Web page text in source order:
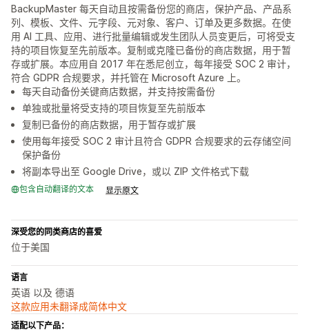
BackupMaster 每天自动且按需备份您的商店，保护产品、产品系
列、模板、文件、元字段、元对象、客户、订单及更多数据。在使
用 AI 工具、应用、进行批量编辑或发生团队人员变更后，可将受支
持的项目恢复至先前版本。复制或克隆已备份的商店数据，用于暂
存或扩展。本应用自 2017 年在悉尼创立，每年接受 SOC 2 审计，
符合 GDPR 合规要求，并托管在 Microsoft Azure 上。
每天自动备份关键商店数据，并支持按需备份
单独或批量将受支持的项目恢复至先前版本
复制已备份的商店数据，用于暂存或扩展
使用每年接受 SOC 2 审计且符合 GDPR 合规要求的云存储空间
保护备份
将副本导出至 Google Drive，或以 ZIP 文件格式下载
包含自动翻译的文本 显示原文
深受您的同类商店的喜爱
位于美国
语言
英语 以及 德语
这款应用未翻译成简体中文
适配以下产品：